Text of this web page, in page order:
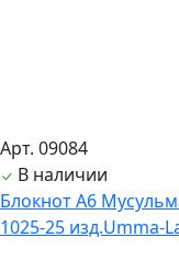
Арт. 09084
В наличии
Блокнот А6
1025-25 изд.Umma-